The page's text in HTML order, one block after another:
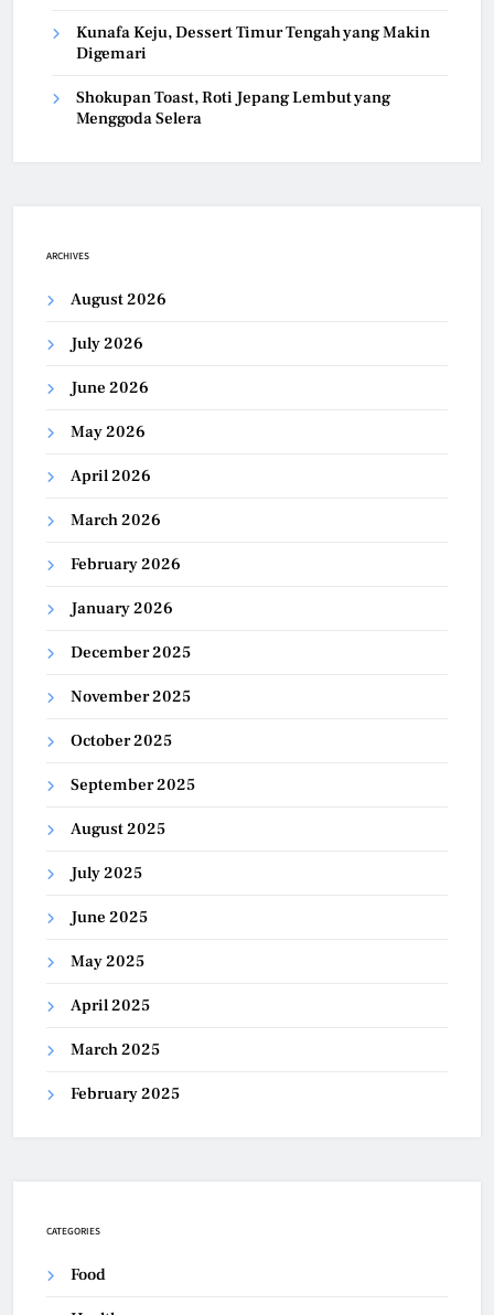
Kunafa Keju, Dessert Timur Tengah yang Makin
Digemari
Shokupan Toast, Roti Jepang Lembut yang
Menggoda Selera
ARCHIVES
August 2026
July 2026
June 2026
May 2026
April 2026
March 2026
February 2026
January 2026
December 2025
November 2025
October 2025
September 2025
August 2025
July 2025
June 2025
May 2025
April 2025
March 2025
February 2025
CATEGORIES
Food